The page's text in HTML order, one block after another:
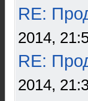
RE:
2014,
RE:
2014,